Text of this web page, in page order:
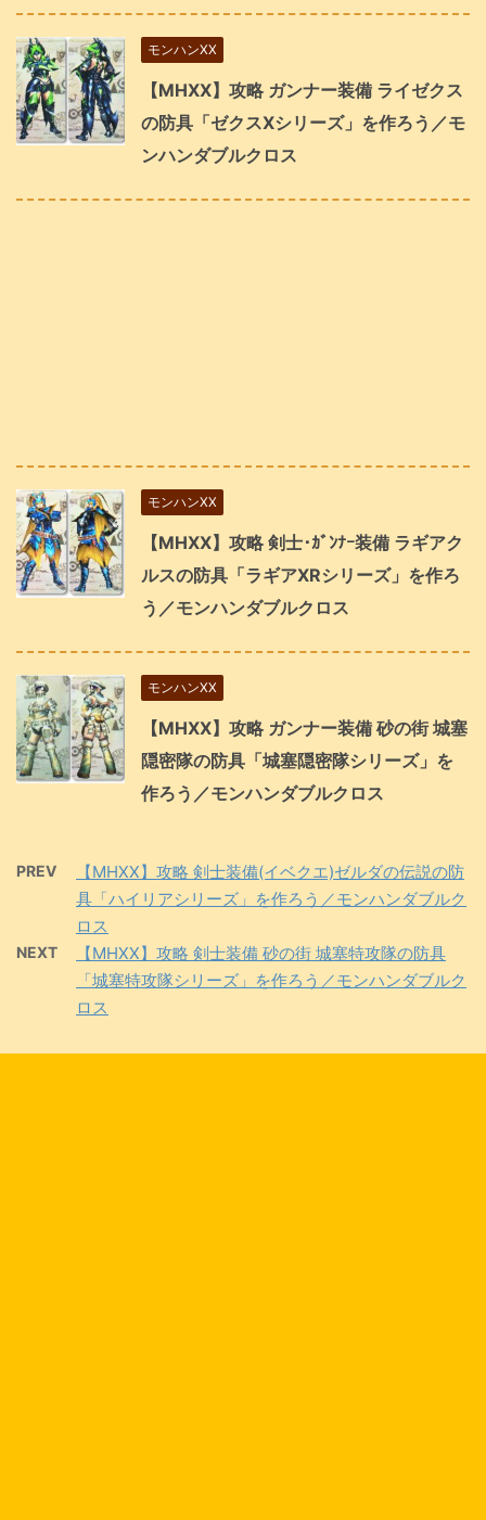
モンハンXX
【MHXX】攻略 ガンナー装備 ライゼクス
の防具「ゼクスXシリーズ」を作ろう／モ
ンハンダブルクロス
モンハンXX
【MHXX】攻略 剣士･ｶﾞﾝﾅｰ装備 ラギアク
ルスの防具「ラギアXRシリーズ」を作ろ
う／モンハンダブルクロス
モンハンXX
【MHXX】攻略 ガンナー装備 砂の街 城塞
隠密隊の防具「城塞隠密隊シリーズ」を
作ろう／モンハンダブルクロス
PREV
【MHXX】攻略 剣士装備(イベクエ)ゼルダの伝説の防
具「ハイリアシリーズ」を作ろう／モンハンダブルク
ロス
NEXT
【MHXX】攻略 剣士装備 砂の街 城塞特攻隊の防具
「城塞特攻隊シリーズ」を作ろう／モンハンダブルク
ロス